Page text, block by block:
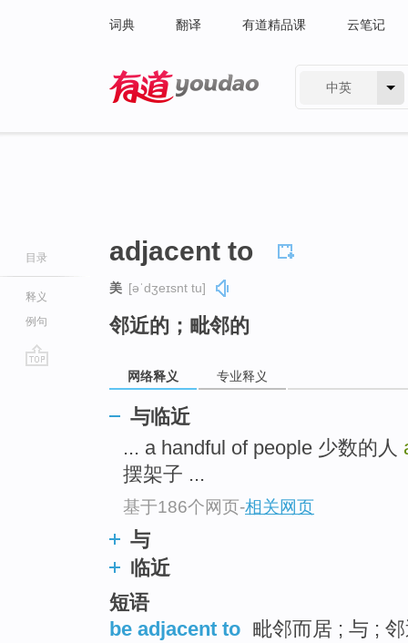
词典 翻译 有道精品课 云笔记
中英
目录
释义
例句
adjacent to
美 [əˈdʒeɪsnt tu]
邻近的；毗邻的
网络释义 专业释义
与临近
... a handful of people 少数的人
摆架子 ...
基于186个网页-相关网页
与
临近
短语
be adjacent to 毗邻而居 ; 与 ;